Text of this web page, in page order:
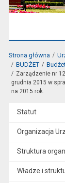
Strona główna
BUDŻET
Zarządzenie nr
grudnia 2015 w
na 2015 rok.
Statut
Organizacja
Struktura
Władze i